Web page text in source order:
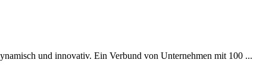
und inno­vativ. Ein Verbund von Unter­neh­men mit 100 ...